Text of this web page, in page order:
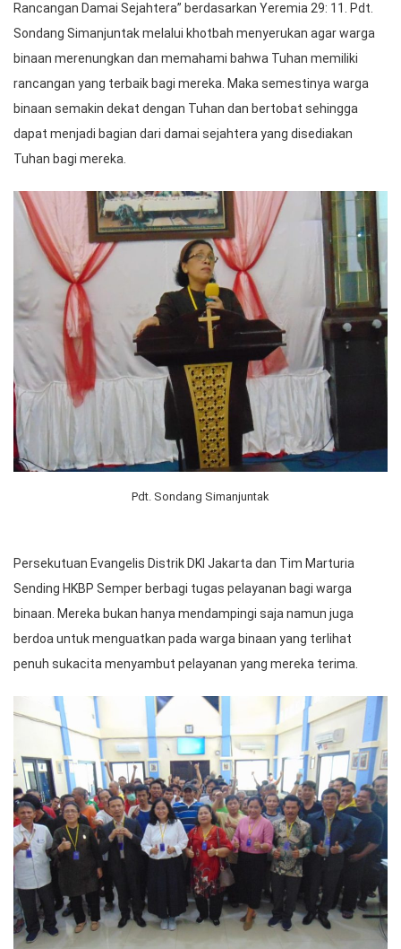
Rancangan Damai Sejahtera” berdasarkan Yeremia 29: 11. Pdt.
Sondang Simanjuntak melalui khotbah menyerukan agar warga
binaan merenungkan dan memahami bahwa Tuhan memiliki
rancangan yang terbaik bagi mereka. Maka semestinya warga
binaan semakin dekat dengan Tuhan dan bertobat sehingga
dapat menjadi bagian dari damai sejahtera yang disediakan
Tuhan bagi mereka.
Pdt. Sondang Simanjuntak
Persekutuan Evangelis Distrik DKI Jakarta dan Tim Marturia
Sending HKBP Semper berbagi tugas pelayanan bagi warga
binaan. Mereka bukan hanya mendampingi saja namun juga
berdoa untuk menguatkan pada warga binaan yang terlihat
penuh sukacita menyambut pelayanan yang mereka terima.